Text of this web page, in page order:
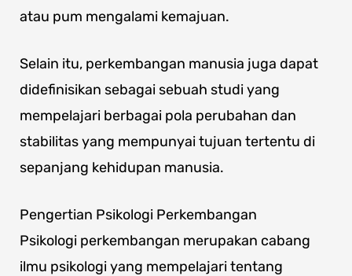
atau pum mengalami kemajuan.
Selain itu, perkembangan manusia juga dapat
didefinisikan sebagai sebuah studi yang
mempelajari berbagai pola perubahan dan
stabilitas yang mempunyai tujuan tertentu di
sepanjang kehidupan manusia.
Pengertian Psikologi Perkembangan
Psikologi perkembangan merupakan cabang
ilmu psikologi yang mempelajari tentang